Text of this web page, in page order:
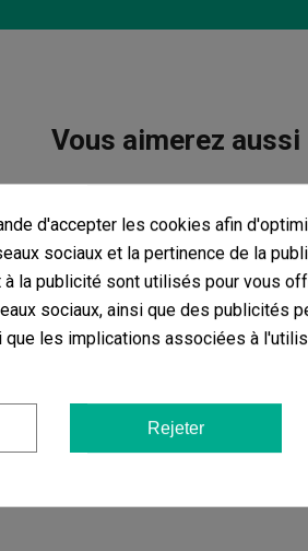
Vous aimerez aussi
d'accepter les cookies afin
sociaux et la pertinence de la
à la publicité sont utilisés pour vous
sociaux, ainsi que des publicités
les implications associées à
Rejeter